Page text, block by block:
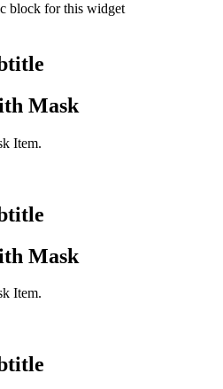
block for this widget
Mask
Item.
Mask
Item.